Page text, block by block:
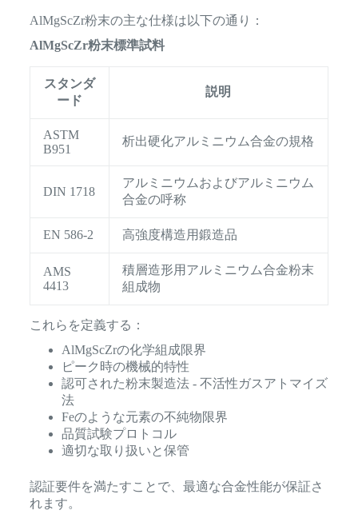
AlMgScZr粉末の主な仕様は以下の通り：
AlMgScZr粉末標準試料
スタンダ
ード
説明
ASTM
B951
析出硬化アルミニウム合金の規格
DIN 1718
アルミニウムおよびアルミニウム
合金の呼称
EN 586-2 高強度構造用鍛造品
AMS
4413
積層造形用アルミニウム合金粉末
組成物
これらを定義する：
AlMgScZrの化学組成限界
ピーク時の機械的特性
認可された粉末製造法 - 不活性ガスアトマイズ
法
Feのような元素の不純物限界
品質試験プロトコル
適切な取り扱いと保管
認証要件を満たすことで、最適な合金性能が保証さ
れます。